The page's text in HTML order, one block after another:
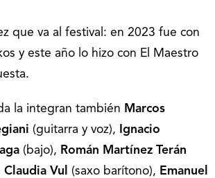
que va al festival: en 2023 fue con
y este año lo hizo con El Maestro
la integran también Marcos
(guitarra y voz),
Ignacio
(bajo), Román Martínez Terán
Claudia Vul (saxo barítono), Emanuel